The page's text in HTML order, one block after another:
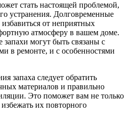
стать настоящей проблемой,
устранения. Долговременные
от неприятных
атмосферу в вашем доме.
могут быть связаны с
в ремонте, и с особенностями
запаха следует обратить
материалов и правильно
Это поможет вам не только
их повторного